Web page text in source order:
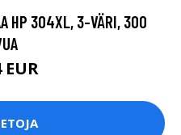
HP 304XL, 3-VÄRI, 300
EUR